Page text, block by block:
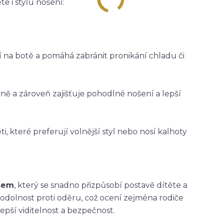
i stylu nošení:
botě a pomáhá zabránit pronikání chladu či
a zároveň zajišťuje pohodlné nošení a lepší
které preferují volnější styl nebo nosí kalhoty
, který se snadno přizpůsobí postavě dítěte a
proti oděru, což ocení zejména rodiče
viditelnost a bezpečnost.